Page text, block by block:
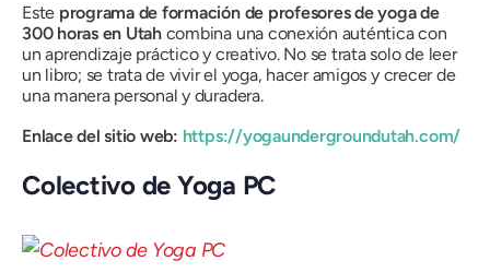
Este programa de formación de profesores de yoga de
300 horas en Utahcombina una conexión auténtica con
un aprendizaje práctico y creativo. No se trata solo de leer
un libro; se trata de vivir el yoga, hacer amigos y crecer de
una manera personal y duradera.
Enlace del sitio web: https://yogaundergroundutah.com/
Colectivo de Yoga PC